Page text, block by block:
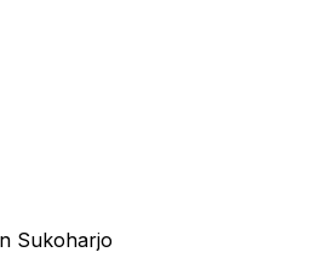
Sukoharjo